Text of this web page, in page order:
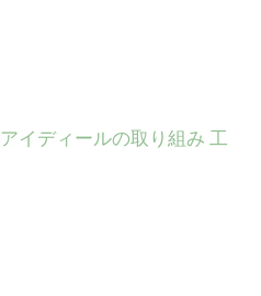
アイディールの取り組み 工